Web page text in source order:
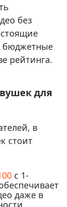
без
бюджетные
рейтинга.
для
в
стоит
с 1-
даже в